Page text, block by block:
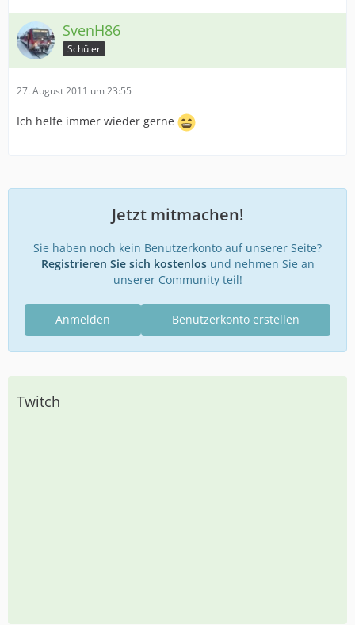
SvenH86
Schüler
27. August 2011 um 23:55
Ich helfe immer wieder gerne
Jetzt mitmachen!
Sie haben noch kein Benutzerkonto auf unserer Seite?
Registrieren Sie sich kostenlosund nehmen Sie an
unserer Community teil!
Benutzerkonto erstellen
Anmelden
Twitch